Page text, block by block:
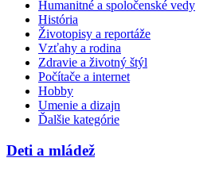
Humanitné a spoločenské vedy
História
Životopisy a reportáže
Vzťahy a rodina
Zdravie a životný štýl
Počítače a internet
Hobby
Umenie a dizajn
Ďalšie kategórie
Deti a mládež